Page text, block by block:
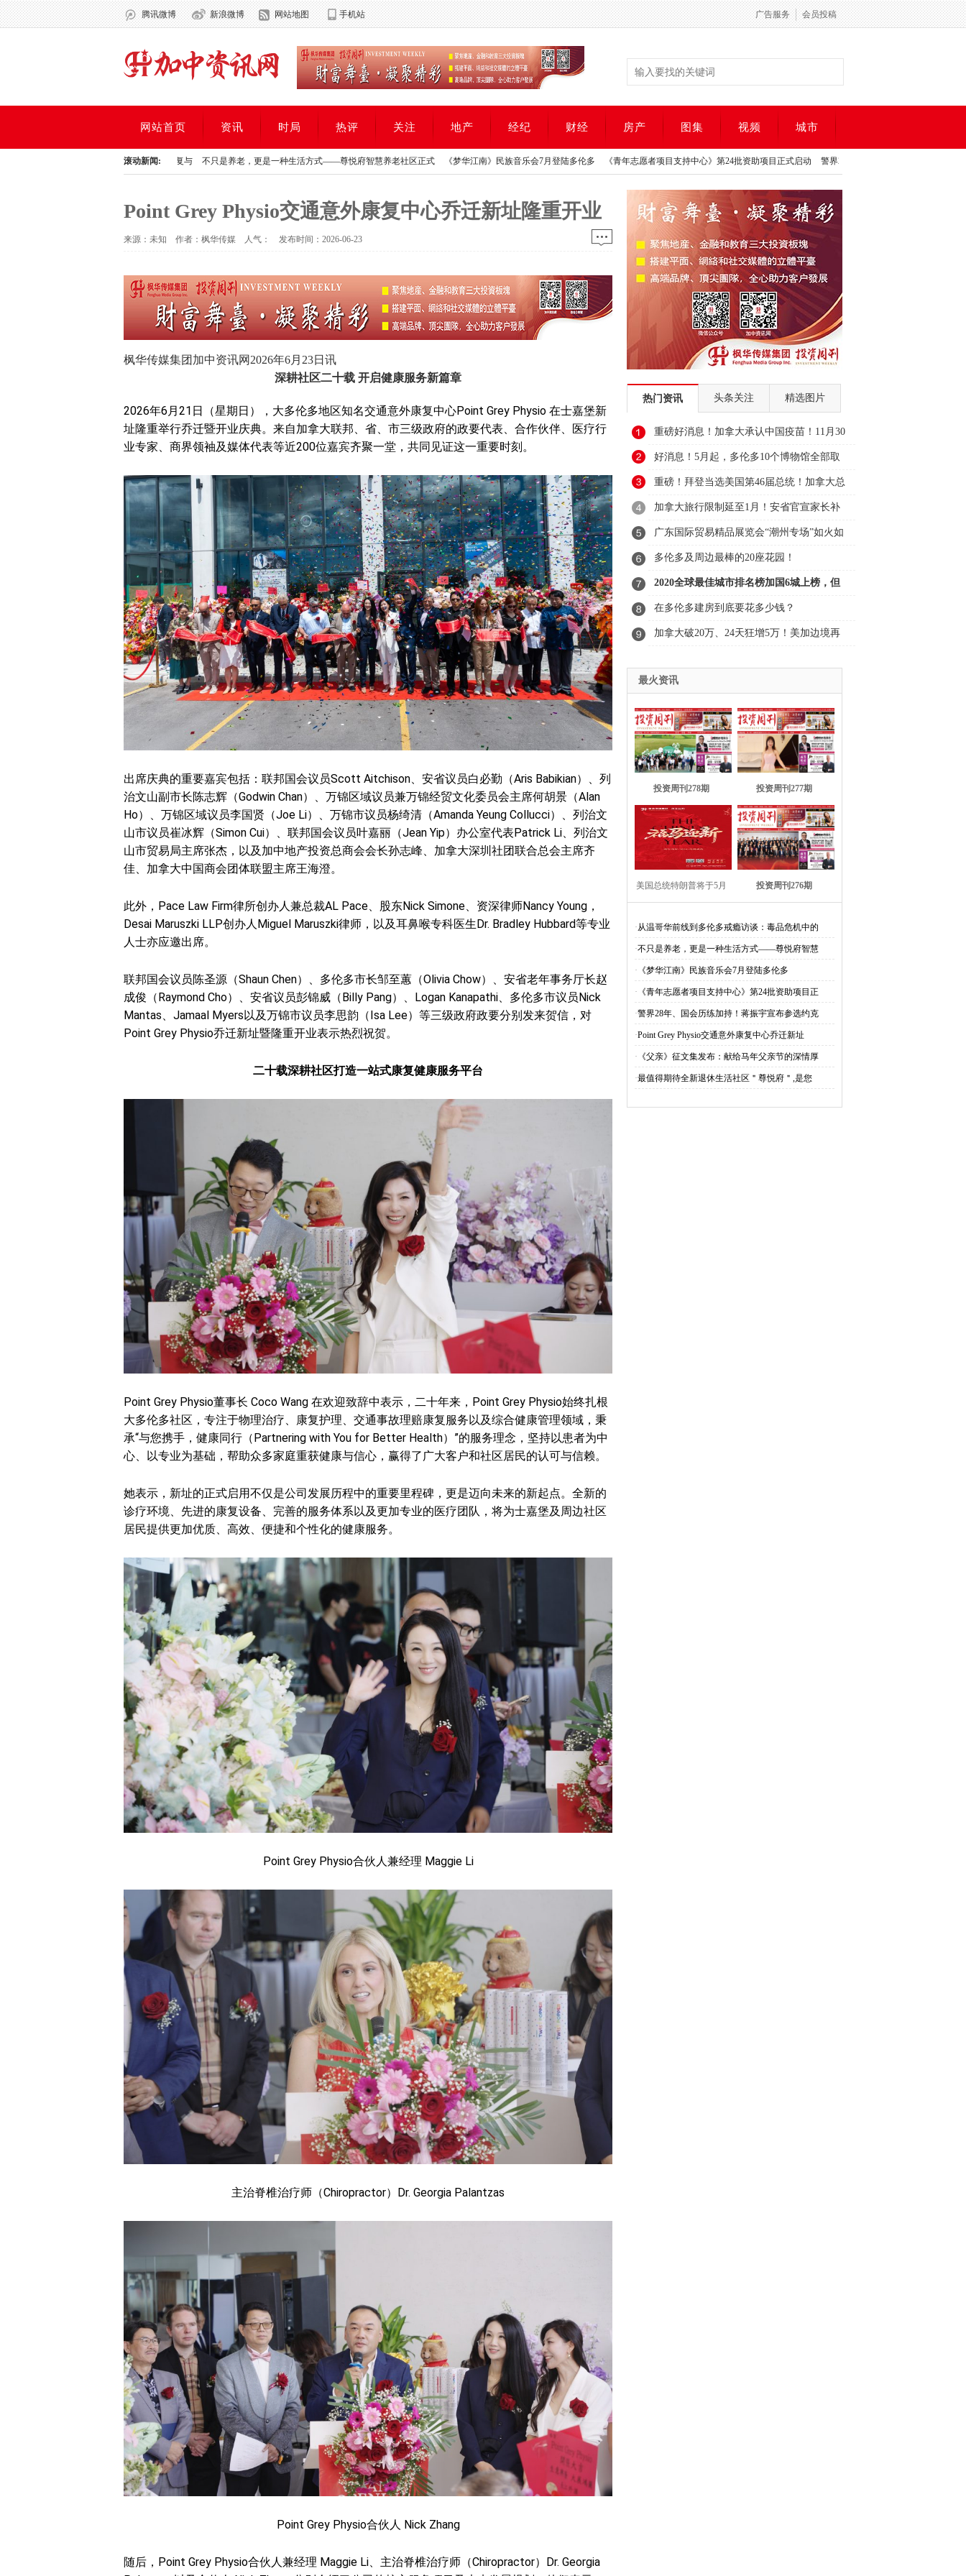
腾讯微博 新浪微博 网站地图 手机站 广告服务 会员投稿
网站首页 资讯 时局 热评 关注 地产 经纪 财经 房产 图集 视频 城市
滚动新闻:
谈：毒品危机中的死亡、康复与 不只是养老，更是一种生活方式——尊悦府智慧养老社区正式 《梦华江南》民族音乐会7月登陆多伦多 《青年志愿者项目支持中心》第24批资助项目正式启动 警界28年、国会历练加持！蒋振宇宣布参选约克区区
Point Grey Physio交通意外康复中心乔迁新址隆重开业
来源：未知 作者：枫华传媒 人气： 发布时间：2026-06-23
枫华传媒集团加中资讯网2026年6月23日讯
深耕社区二十载 开启健康服务新篇章
2026年6月21日（星期日），大多伦多地区知名交通意外康复中心Point Grey Physio 在士嘉堡新
址隆重举行乔迁暨开业庆典。来自加拿大联邦、省、市三级政府的政要代表、合作伙伴、医疗行
业专家、商界领袖及媒体代表等近200位嘉宾齐聚一堂，共同见证这一重要时刻。
出席庆典的重要嘉宾包括：联邦国会议员Scott Aitchison、安省议员白必勤（Aris Babikian）、列
治文山副市长陈志辉（Godwin Chan）、万锦区域议员兼万锦经贸文化委员会主席何胡景（Alan
Ho）、万锦区域议员李国贤（Joe Li）、万锦市议员杨绮清（Amanda Yeung Collucci）、列治文
山市议员崔冰辉（Simon Cui）、联邦国会议员叶嘉丽（Jean Yip）办公室代表Patrick Li、列治文
山市贸易局主席张杰，以及加中地产投资总商会会长孙志峰、加拿大深圳社团联合总会主席齐
佳、加拿大中国商会团体联盟主席王海澄。
此外，Pace Law Firm律所创办人兼总裁AL Pace、股东Nick Simone、资深律师Nancy Young，
Desai Maruszki LLP创办人Miguel Maruszki律师，以及耳鼻喉专科医生Dr. Bradley Hubbard等专业
人士亦应邀出席。
联邦国会议员陈圣源（Shaun Chen）、多伦多市长邹至蕙（Olivia Chow）、安省老年事务厅长赵
成俊（Raymond Cho）、安省议员彭锦威（Billy Pang）、Logan Kanapathi、多伦多市议员Nick
Mantas、Jamaal Myers以及万锦市议员李思韵（Isa Lee）等三级政府政要分别发来贺信，对
Point Grey Physio乔迁新址暨隆重开业表示热烈祝贺。
二十载深耕社区打造一站式康复健康服务平台
Point Grey Physio董事长 Coco Wang 在欢迎致辞中表示，二十年来，Point Grey Physio始终扎根
大多伦多社区，专注于物理治疗、康复护理、交通事故理赔康复服务以及综合健康管理领域，秉
承“与您携手，健康同行（Partnering with You for Better Health）”的服务理念，坚持以患者为中
心、以专业为基础，帮助众多家庭重获健康与信心，赢得了广大客户和社区居民的认可与信赖。
她表示，新址的正式启用不仅是公司发展历程中的重要里程碑，更是迈向未来的新起点。全新的
诊疗环境、先进的康复设备、完善的服务体系以及更加专业的医疗团队，将为士嘉堡及周边社区
居民提供更加优质、高效、便捷和个性化的健康服务。
Point Grey Physio合伙人兼经理 Maggie Li
主治脊椎治疗师（Chiropractor）Dr. Georgia Palantzas
Point Grey Physio合伙人 Nick Zhang
随后，Point Grey Physio合伙人兼经理 Maggie Li、主治脊椎治疗师（Chiropractor）Dr. Georgia
热门资讯 头条关注 精选图片
重磅好消息！加拿大承认中国疫苗！11月30
日可
好消息！5月起，多伦多10个博物馆全部取
消门
重磅！拜登当选美国第46届总统！加拿大总
理表
加拿大旅行限制延至1月！安省官宣家长补
贴11
广东国际贸易精品展览会“潮州专场”如火如
荼
多伦多及周边最棒的20座花园！
2020全球最佳城市排名榜加国6城上榜，但
全输
在多伦多建房到底要花多少钱？
加拿大破20万、24天狂增5万！美加边境再
最火资讯
投资周刊278期 投资周刊277期
美国总统特朗普将于5月 投资周刊276期
·从温哥华前线到多伦多戒瘾访谈：毒品危机中的
·不只是养老，更是一种生活方式——尊悦府智慧
· 《梦华江南》民族音乐会7月登陆多伦多
· 《青年志愿者项目支持中心》第24批资助项目正
·警界28年、国会历练加持！蒋振宇宣布参选约克
·Point Grey Physio交通意外康复中心乔迁新址
· 《父亲》征文集发布：献给马年父亲节的深情厚
·最值得期待全新退休生活社区＂尊悦府＂,是您